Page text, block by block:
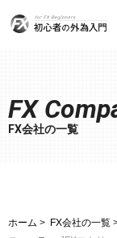
FX
FX会社の一覧
ホーム FX会社の一覧